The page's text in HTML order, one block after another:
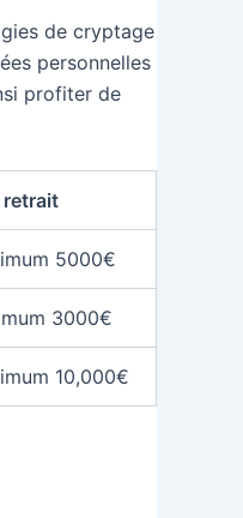
de cryptage
personnelles
profiter de
retrait
5000€
3000€
10,000€